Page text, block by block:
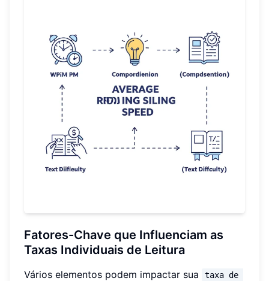
Fatores-Chave que Influenciam as
Taxas Individuais de Leitura
Vários elementos podem impactar sua
taxa de